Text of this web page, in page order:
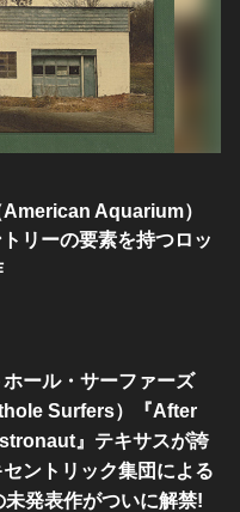
Aquarium）
リーの要素を持つロッ
ール・サーファーズ
Surfers）『After
』テキサスが誇
ントリック集団による
未発表作がついに解禁!